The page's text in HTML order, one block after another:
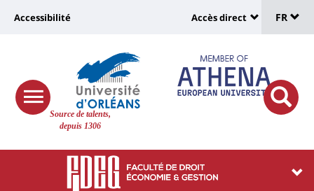
Site
Source de talents,
depuis 1306
Université
responsive
menu
button
Université
vers
page
accessibilité
Accessibilité
:
Shortcut
links
Accès direct
de
FR
Université